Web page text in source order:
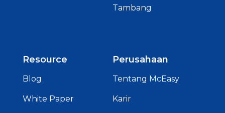
Tambang
Resource
Blog
White Paper
Perusahaan
Tentang McEasy
Karir